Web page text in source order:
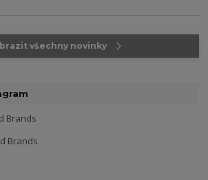
všechny novinky
Brands
Brands